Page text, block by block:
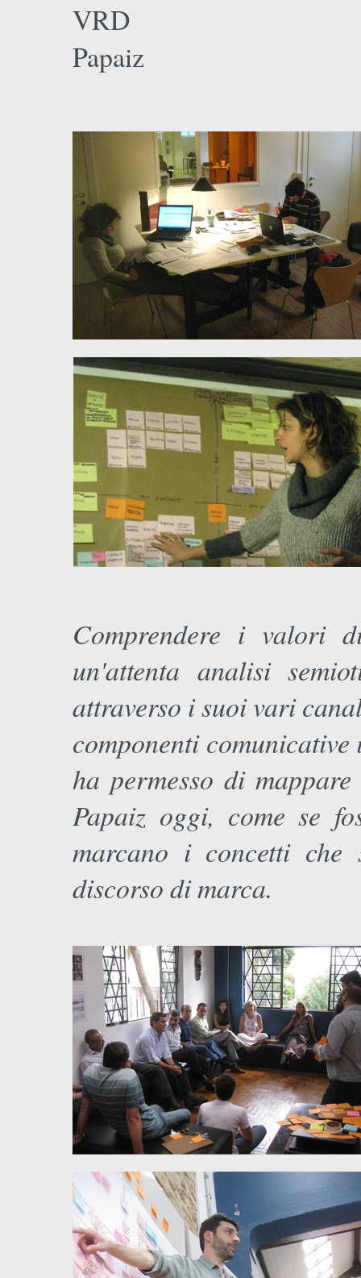
VRD
Papaiz
Comprendere i valori
un'attenta analisi
attraverso i suoi vari
componenti comunicative
ha permesso di
Papaiz oggi, come se
marcano i concetti che
discorso di marca.